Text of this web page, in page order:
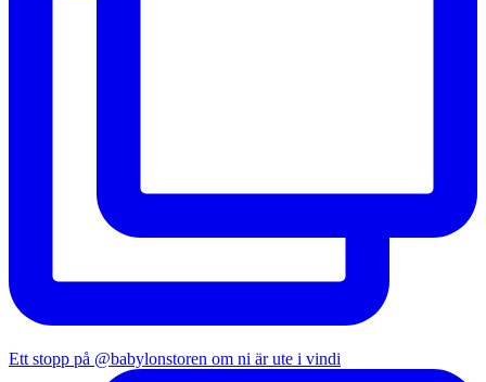
Ett stopp på @babylonstoren om ni är ute i vindi